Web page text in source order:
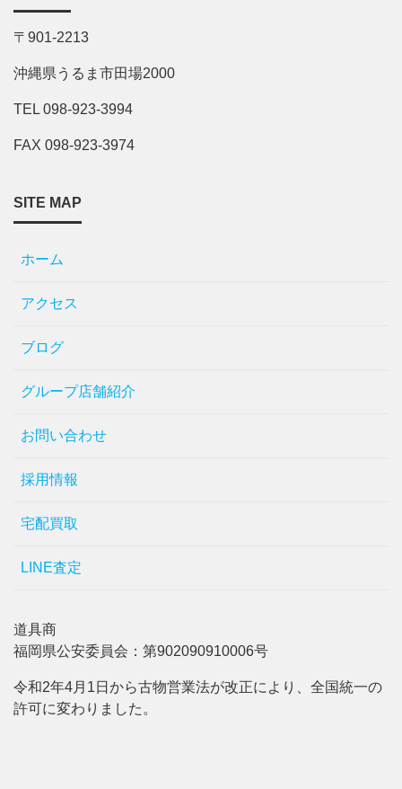
〒901-2213
沖縄県うるま市田場2000
TEL 098-923-3994
FAX 098-923-3974
SITE MAP
ホーム
アクセス
ブログ
グループ店舗紹介
お問い合わせ
採用情報
宅配買取
LINE査定
道具商
福岡県公安委員会：第902090910006号
令和2年4月1日から古物営業法が改正により、全国統一の
許可に変わりました。